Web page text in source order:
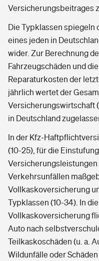
Versicherungsbeitrages
Die Typklassen spiegeln
eines jeden in
wider. Zur Berechnung
Fahrzeugschäden und
Reparaturkosten der
jährlich wertet der
Versicherungswirtschaft
in Deutschland
In der Kfz-
(10-25), für die
Verkehrsunfällen
Vollkaskoversicherung
Typklassen (10-34). In
Vollkaskoversicherung
Auto nach
Teilkaskoschäden (u. a.
Wildunfälle oder